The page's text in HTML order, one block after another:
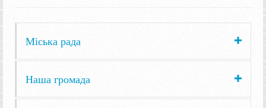
Міська рада
Наша громада